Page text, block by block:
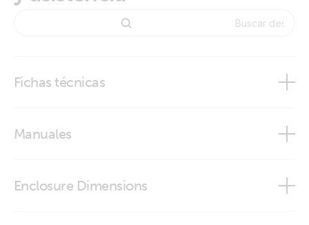
Fichas técnicas
Manuales
Enclosure Dimensions